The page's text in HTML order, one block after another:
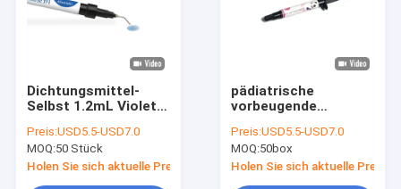
Dichtungsmittel-
Selbst 1.2mL Violet
Fissure, der
Lichthärtung ätzt
Preis:USD5.5-USD7.0
MOQ:50 Stück
Holen Sie sich aktuelle Preis
pädiatrische
vorbeugende
Pit And Fissure
Sealant For
Preis:USD5.5-USD7.0
MOQ:50box
Holen Sie sich aktuelle Preis